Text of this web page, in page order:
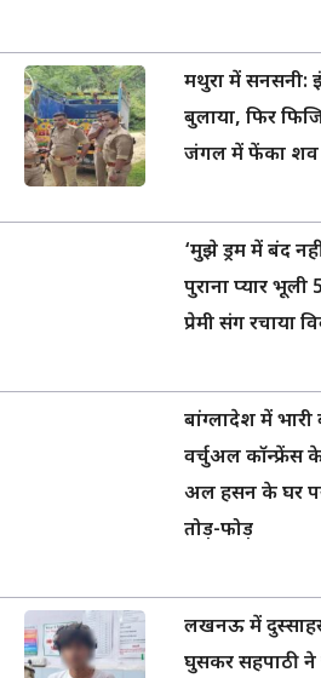
मथुरा में सनसनी:
बुलाया, फिर
जंगल में फेंका शव
‘मुझे ड्रम में बंद
पुराना प्यार भूली
प्रेमी संग रचाया
बांग्लादेश में
वर्चुअल कॉन्फ्रेंस
अल हसन के घर
तोड़-फोड़
लखनऊ में
घुसकर सहपाठी ने